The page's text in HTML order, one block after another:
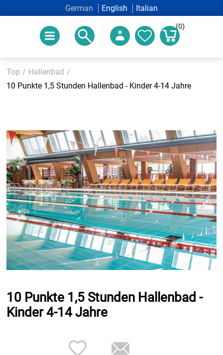
German English Italian
(0)
Top / Hallenbad /
10 Punkte 1,5 Stunden Hallenbad - Kinder 4-14 Jahre
10 Punkte 1,5 Stunden Hallenbad -
Kinder 4-14 Jahre